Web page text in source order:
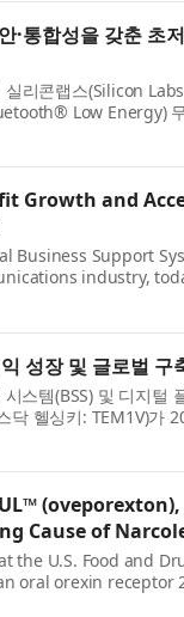
·통합성을 갖춘 초
리콘랩스(Silicon
Low Energy) 무
안 및 통합성을 제공
Growth and
Support
industry,
company delivered
성장 및 글로벌 구
스템(BSS) 및 디지털
헬싱키: TEM1V)가
에서 성장과 함께 영
Cause of
the U.S. Food and
oral orexin receptor
with